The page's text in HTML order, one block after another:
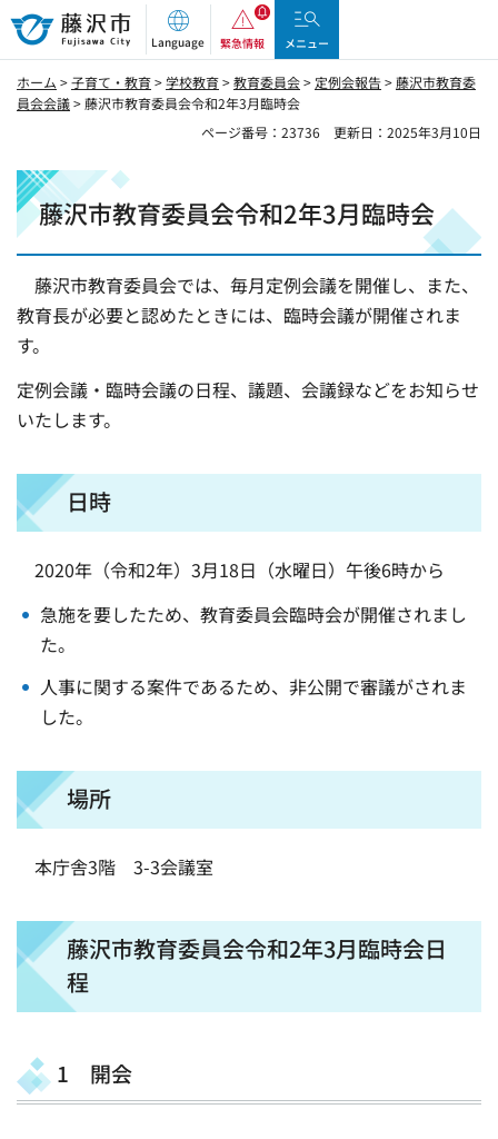
藤沢市
Language 緊急情報 メニュー
ホーム >子育て・教育>学校教育>教育委員会> 定例会報告>藤沢市教育委
員会会議> 藤沢市教育委員会令和2年3月臨時会
ページ番号：23736
更新日：2025年3月10日
藤沢市教育委員会令和2年3月臨時会
藤沢市教育委員会では、毎月定例会議を開催し、また、
教育長が必要と認めたときには、臨時会議が開催されま
す。
定例会議・臨時会議の日程、議題、会議録などをお知らせ
いたします。
日時
2020年（令和2年）3月18日（水曜日）午後6時から
急施を要したため、教育委員会臨時会が開催されまし
た。
人事に関する案件であるため、非公開で審議がされま
した。
場所
本庁舎3階 3-3会議室
藤沢市教育委員会令和2年3月臨時会日
程
1 開会